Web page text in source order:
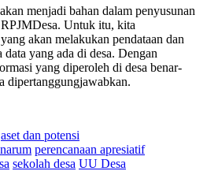
menjadi bahan dalam penyusunan
Untuk itu, kita
akan melakukan pendataan dan
data yang ada di desa. Dengan
yang diperoleh di desa benar-
dipertanggungjawabkan.
aset dan potensi
perencanaan apresiatif
sekolah desa UU Desa